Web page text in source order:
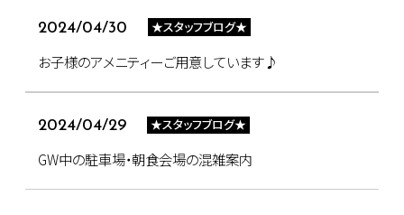
2024/04/30 ★スタッフブログ★
お子様のアメニティーご用意しています♪
2024/04/29 ★スタッフブログ★
GW中の駐車場・朝食会場の混雑案内